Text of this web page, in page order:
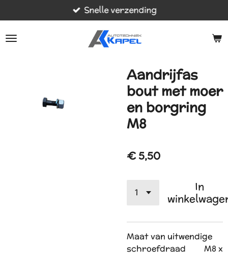
direct
naar
Snelle verzending
Aandrijfas
bout met moer
en borgring
M8
€ 5,50
In
Maat van uitwendige
schroefdraad M8 x